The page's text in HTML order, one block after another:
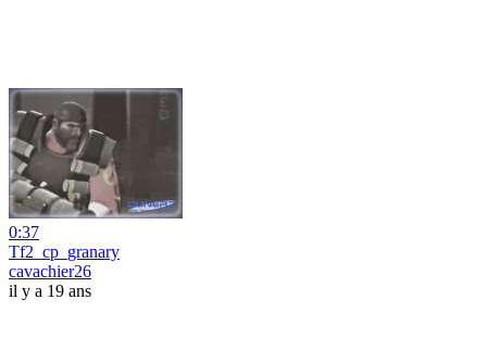
0:37
Tf2_cp_granary
cavachier26
il y a 19 ans